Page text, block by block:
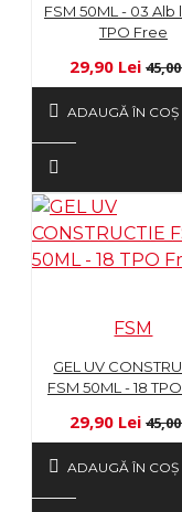
FSM 50ML - 03 Alb
TPO Free
29,90 Lei
ADAUGĂ ÎN COŞ
FSM
GEL UV
FSM 50ML - 18
29,90 Lei
ADAUGĂ ÎN COŞ